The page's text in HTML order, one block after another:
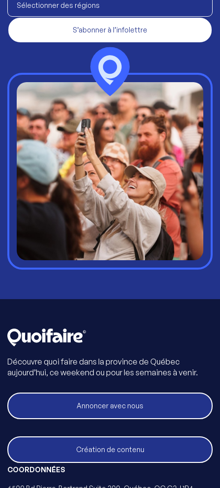
Sélectionner des régions
S’abonner à l’infolettre
Découvre quoi faire dans la province de Québec
aujourd’hui, ce weekend ou pour les semaines à venir.
Annoncer avec nous
Création de contenu
COORDONNÉES